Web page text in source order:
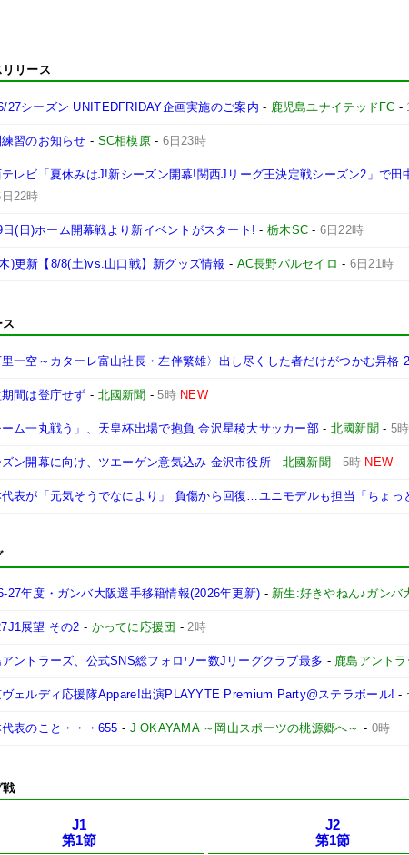
リリース
27シーズン UNITEDFRIDAY企画実施のご案内 - 鹿児島ユナイテッドFC -
習のお知らせ - SC相模原- 6日23時
レビ「夏休みはJ!新シーズン開幕!関西Jリーグ王決定戦シーズン2」で
22時
日(日)ホーム開幕戦より新イベントがスタート! -栃木SC - 6日22時
)更新【8/8(土)vs.山口戦】新グッズ情報 - AC長野パルセイロ - 6日21時
里一空～カターレ富山社長・左伴繁雄〉出し尽くした者だけがつかむ昇格
間は登庁せず - 北國新聞 -5時 NEW
ーム一丸戦う」、天皇杯出場で抱負 金沢星稜大サッカー部 - 北國新聞 - 5時
ン開幕に向け、ツエーゲン意気込み 金沢市役所- 北國新聞 - 5時 NEW
代表が「元気そうでなにより」 負傷から回復…ユニモデルも担当「ちょっ
27年度・ガンバ大阪選手移籍情報(2026年更新) - 新生:好きやねん♪ガンバ
展望 その2 - かってに応援団 -2時
ントラーズ、公式SNS総フォロワー数Jリーグクラブ最多 - 鹿島アント
ェルディ応援隊Appare!出演PLAYYTE Premium Party@ステラボール! -
代表のこと・・・655 - J OKAYAMA ～岡山スポーツの桃源郷へ～ - 0時
戦
J1
第1節
J2
第1節